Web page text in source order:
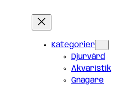
Kategorier
Djurvård
Akvaristik
Gnagare